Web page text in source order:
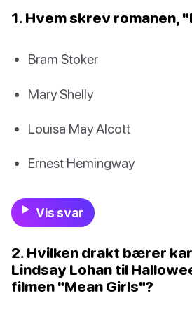
1. Hvem skrev romanen,
Bram Stoker
Mary Shelly
Louisa May Alcott
Ernest Hemingway
Vis svar
2. Hvilken drakt bærer
Lindsay Lohan til
filmen "Mean Girls"?